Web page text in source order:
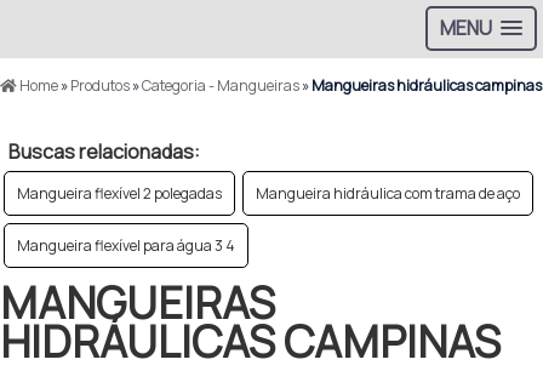
MENU
Home»Produtos»Categoria - Mangueiras»Mangueiras hidráulicas campinas
Buscas relacionadas:
Mangueira flexível 2 polegadas Mangueira hidráulica com trama de aço
Mangueira flexível para água 3 4
MANGUEIRAS
HIDRÁULICAS CAMPINAS